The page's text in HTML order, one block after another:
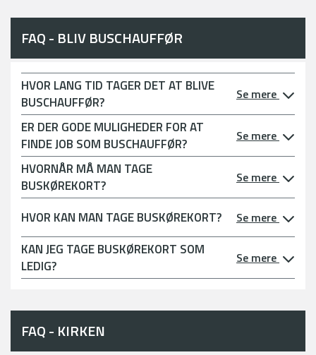
FAQ - BLIV BUSCHAUFFØR
HVOR LANG TID TAGER DET AT BLIVE
BUSCHAUFFØR?
Se mere
ER DER GODE MULIGHEDER FOR AT
FINDE JOB SOM BUSCHAUFFØR?
Se mere
HVORNÅR MÅ MAN TAGE
BUSKØREKORT?
Se mere
HVOR KAN MAN TAGE BUSKØREKORT? Se mere
KAN JEG TAGE BUSKØREKORT SOM
LEDIG?
Se mere
FAQ - KIRKEN